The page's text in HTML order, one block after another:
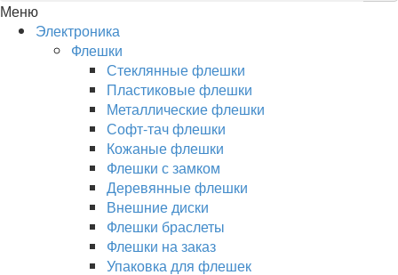
Меню
Электроника
Флешки
Стеклянные флешки
Пластиковые флешки
Металлические флешки
Софт-тач флешки
Кожаные флешки
Флешки с замком
Деревянные флешки
Внешние диски
Флешки браслеты
Флешки на заказ
Упаковка для флешек